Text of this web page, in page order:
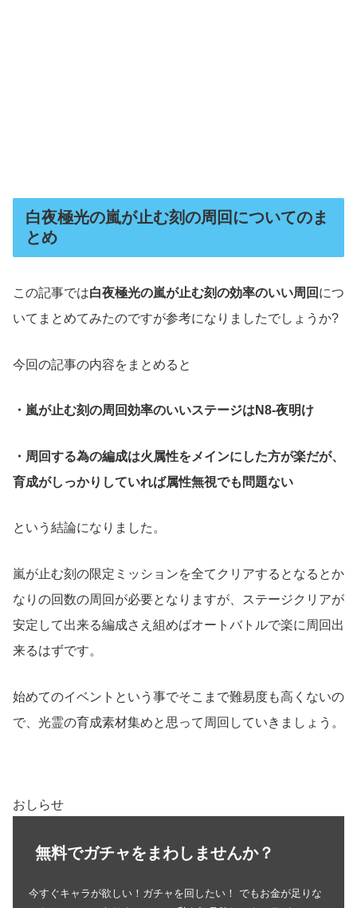
白夜極光の嵐が止む刻の周回についてのま
とめ
この記事では白夜極光の嵐が止む刻の効率のいい周回 につ
いてまとめてみたのですが参考になりましたでしょうか?
今回の記事の内容をまとめると
・嵐が止む刻の周回効率のいいステージはN8-夜明け
・周回する為の編成は火属性をメインにした方が楽だが、
育成がしっかりしていれば属性無視でも問題ない
という結論になりました。
嵐が止む刻の限定ミッションを全てクリアするとなるとか
なりの回数の周回が必要となりますが、ステージクリアが
安定して出来る編成さえ組めばオートバトルで楽に周回出
来るはずです。
始めてのイベントという事でそこまで難易度も高くないの
で、光霊の育成素材集めと思って周回していきましょう。
おしらせ
無料でガチャをまわしませんか？
今すぐキャラが欲しい！ガチャを回したい！ でもお金が足りな